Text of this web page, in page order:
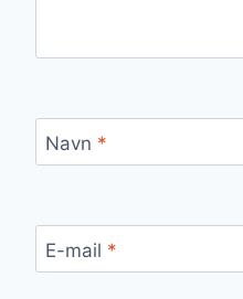
Navn *
E-mail *